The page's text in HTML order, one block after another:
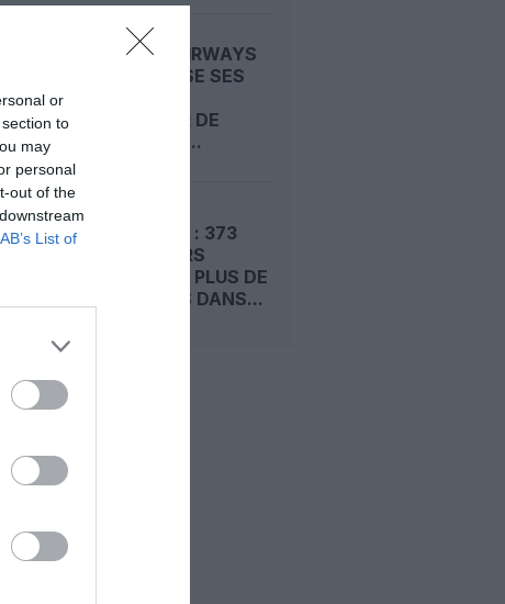
or
to
may
personal
out of the
List of
BRITISH AIRWAYS
MODERNISE SES
CHANTIER DE
RÉTROFIT...
EMIRATES : 373
PASSAGERS
CONFINÉS PLUS DE
10 HEURES DANS...